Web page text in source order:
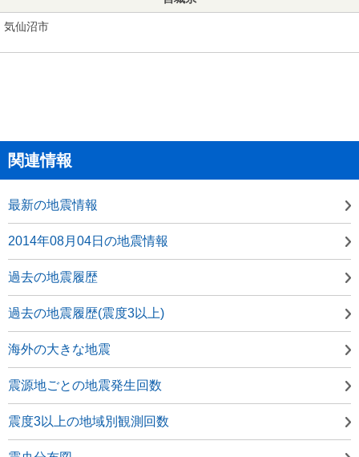
気仙沼市
関連情報
最新の地震情報
2014年08月04日の地震情報
過去の地震履歴
過去の地震履歴(震度3以上)
海外の大きな地震
震源地ごとの地震発生回数
震度3以上の地域別観測回数